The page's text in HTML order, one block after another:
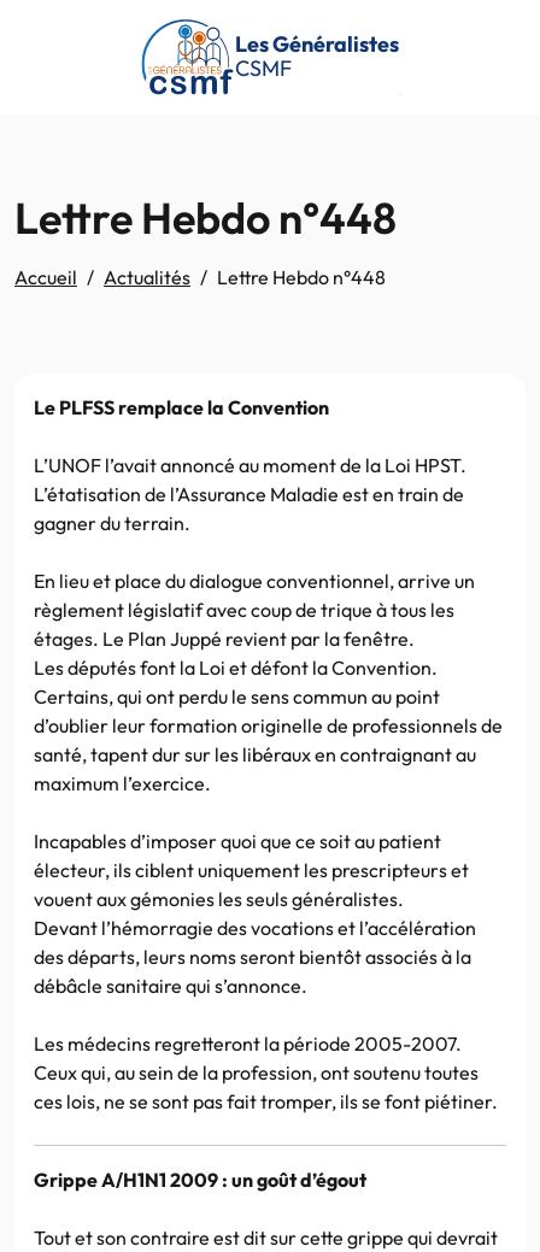
Passer au contenu principal
Les Généralistes
CSMF
Lettre Hebdo n°448
Accueil Actualités Lettre Hebdo n°448
Le PLFSS remplace la Convention
L’UNOF l’avait annoncé au moment de la Loi HPST.
L’étatisation de l’Assurance Maladie est en train de
gagner du terrain.
En lieu et place du dialogue conventionnel, arrive un
règlement législatif avec coup de trique à tous les
étages. Le Plan Juppé revient par la fenêtre.
Les députés font la Loi et défont la Convention.
Certains, qui ont perdu le sens commun au point
d’oublier leur formation originelle de professionnels de
santé, tapent dur sur les libéraux en contraignant au
maximum l’exercice.
Incapables d’imposer quoi que ce soit au patient
électeur, ils ciblent uniquement les prescripteurs et
vouent aux gémonies les seuls généralistes.
Devant l’hémorragie des vocations et l’accélération
des départs, leurs noms seront bientôt associés à la
débâcle sanitaire qui s’annonce.
Les médecins regretteront la période 2005-2007.
Ceux qui, au sein de la profession, ont soutenu toutes
ces lois, ne se sont pas fait tromper, ils se font piétiner.
Grippe A/H1N1 2009 : un goût d’égout
Tout et son contraire est dit sur cette grippe qui devrait